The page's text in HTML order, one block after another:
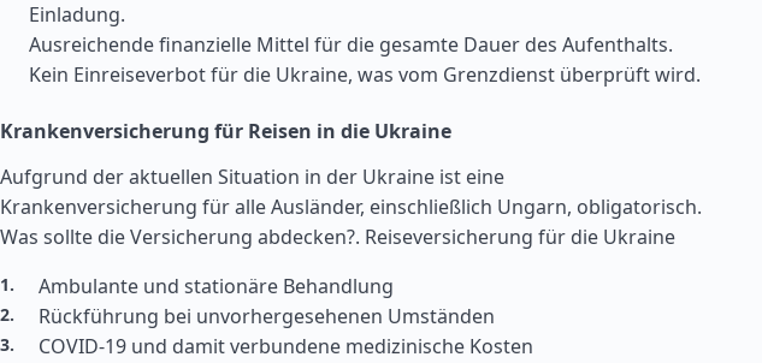
Einladung.
Ausreichende finanzielle Mittel für die gesamte Dauer des Aufenthalts.
Kein Einreiseverbot für die Ukraine, was vom Grenzdienst überprüft wird.
Krankenversicherung für Reisen in die Ukraine
Aufgrund der aktuellen Situation in der Ukraine ist eine
Krankenversicherung für alle Ausländer, einschließlich Ungarn, obligatorisch.
Was sollte die Versicherung abdecken?. Reiseversicherung für die Ukraine
Ambulante und stationäre Behandlung
Rückführung bei unvorhergesehenen Umständen
COVID-19 und damit verbundene medizinische Kosten